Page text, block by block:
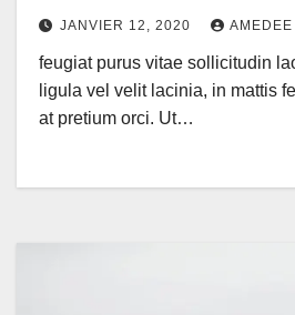
JANVIER 12, 2020 AMEDEE
feugiat purus vitae sollicitudin
ligula vel velit lacinia, in mattis
at pretium orci. Ut…